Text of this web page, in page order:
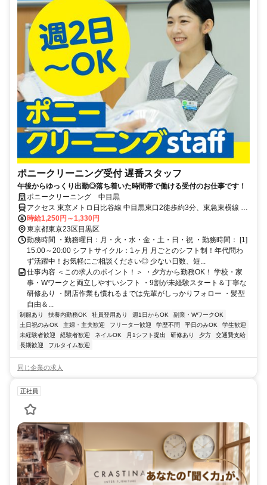
ポニークリーニング受付 遅番スタッフ
午後からゆっくり出勤◎落ち着いた時間帯で働ける受付のお仕事です！
ポニークリーニング 中目黒
アクセス 東京メトロ日比谷線 中目黒東口2徒歩約3分、東急東横線 中
目黒東口2徒歩約3分 東京メトロ日比谷線・東急東横線 中目黒駅東口
2より徒歩3分
時給1,250円～1,330円
東京都東京23区目黒区
勤務時間 ・勤務曜日：月・火・水・金・土・日・祝 ・勤務時間： [1]
15:00～20:00 シフトサイクル：1ヶ月 月ごとのシフト制！年代問わ
ず活躍中！お気軽にご相談ください◎ 少ない日数、短...
仕事内容 ＜この求人のポイント！＞ ・夕方から勤務OK！ 学校・家
事・Wワークと両立しやすいシフト ・9割が未経験スタート＆丁寧な
研修あり ・閉店作業も慣れるまでは先輩がしっかりフォロー ・髪型
自由＆...
制服あり 扶養内勤務OK 社員登用あり 週1日からOK
副業・WワークOK
土日祝のみOK
主婦・主夫歓迎 フリーター歓迎 学歴不問 平日のみOK
学生歓迎
未経験者歓迎
経験者歓迎 ネイルOK 月1シフト提出 研修あり 夕方
交通費支給
長期歓迎
フルタイム歓迎
同じ企業の求人
正社員